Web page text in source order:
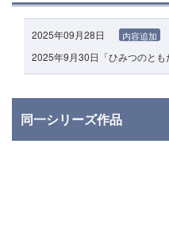
2025年09月28日 内容追加
2025年9月30日「ひみつのと
同一シリーズ作品